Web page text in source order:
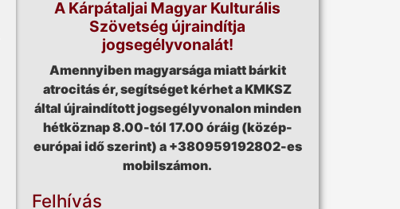
A Kárpátaljai Magyar Kulturális
Szövetség újraindítja
jogsegélyvonalát!
Amennyiben magyarsága miatt bárkit
atrocitás ér, segítséget kérhet a KMKSZ
által újraindított jogsegélyvonalon minden
hétköznap 8.00-tól 17.00 óráig (közép-
európai idő szerint) a +380959192802-es
mobilszámon.
Felhívás